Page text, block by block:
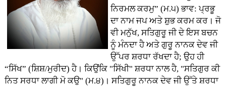
ਨਿਰਮਲ ਕਰਮੁ” (ਮ.੫) ਭਾਵ: ਪ੍ਰਭੂ
ਦਾ ਨਾਮ ਜਪ ਅਤੇ ਸ਼ੁਭ ਕਰਮ ਕਰ। ਜੋ
ਵੀ ਮਨੁੱਖ, ਸਤਿਗੁਰੂ ਜੀ ਦੇ ਇਸ ਬਚਨ
ਨੂੰ ਮੰਨਦਾ ਹੈ ਅਤੇ ਗੁਰੂ ਨਾਨਕ ਦੇਵ ਜੀ
ਉੱਪਰ ਸ਼ਰਧਾ ਰੱਖਦਾ ਹੈ; ਉਹ ਹੀ
“ਸਿੱਖ” (ਸ਼ਿਸ਼/ਮੁਰੀਦ) ਹੈ। ਕਿਉਂਕਿ "ਸਿੱਖੀ" ਸ਼ਰਧਾ ਨਾਲ ਹੈ, "ਸਤਿਗੁਰ ਕੀ
ਨਿਤ ਸਰਧਾ ਲਾਗੀ ਮੋ ਕਉ" (ਮ.੪)। ਸਤਿਗੁਰੂ ਨਾਨਕ ਦੇਵ ਜੀ ਉੱਤੇ ਸ਼ਰਧਾ